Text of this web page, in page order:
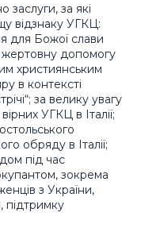
за які
відзнаку УГКЦ:
для Божої слави
допомогу
християнським
в контексті
за велику увагу
УГКЦ в Італії;
обряду в Італії;
під час
зокрема
з України,
підтримку